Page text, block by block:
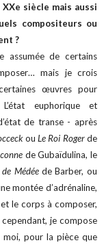
siècle mais aussi
compositeurs ou
?
assumée de certains
mais je crois
œuvres pour
euphorique et
de transe - après
ouLe Roi Rogerde
de Gubaïdulina, le
de Médéede Barber, ou
montée d’adrénaline,
le corps à composer,
je compose
pour la pièce que